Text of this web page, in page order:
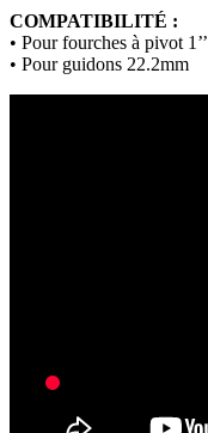
COMPATIBILITÉ :
• Pour fourches à pivot 1’’
• Pour guidons 22.2mm​​​​​​​